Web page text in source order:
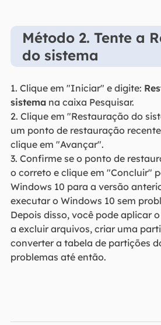
Método 2. Tente a
do sistema
1. Clique em "Iniciar" e digite:
sistemana caixa Pesquisar.
2. Clique em "Restauração do
um ponto de restauração
clique em "Avançar".
3. Confirme se o ponto de
o correto e clique em "Concluir"
Windows 10 para a versão
executar o Windows 10 sem
Depois disso, você pode aplicar
a excluir arquivos, criar uma
converter a tabela de partições
problemas até então.